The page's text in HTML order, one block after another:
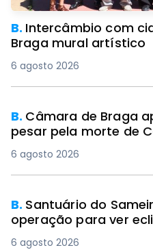
B. Intercâmbio com cidade
Braga mural artístico
6 agosto 2026
B. Câmara de Braga
pesar pela morte de
6 agosto 2026
B. Santuário do
operação para ver
6 agosto 2026